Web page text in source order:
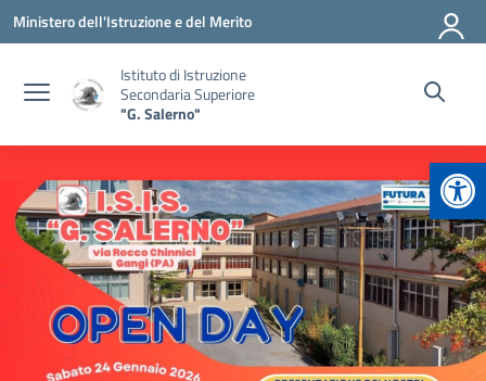
Vai ai contenuti
Vai al menu di navigazione
Vai al footer
Ministero dell'Istruzione e del Merito
Istituto di Istruzione
Secondaria Superiore
"G. Salerno"